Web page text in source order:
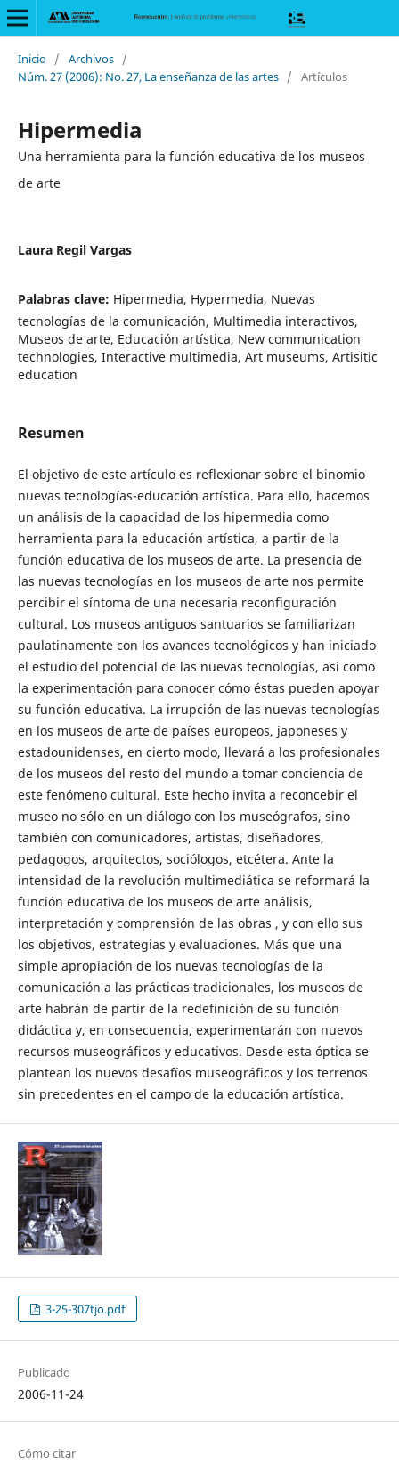
Inicio / Archivos /
Núm. 27 (2006): No. 27, La enseñanza de las artes / Artículos
Hipermedia
Una herramienta para la función educativa de los museos
de arte
Laura Regil Vargas
Palabras clave: Hipermedia, Hypermedia, Nuevas
tecnologías de la comunicación, Multimedia interactivos,
Museos de arte, Educación artística, New communication
technologies, Interactive multimedia, Art museums, Artisitic
education
Resumen
El objetivo de este artículo es reflexionar sobre el binomio
nuevas tecnologías-educación artística. Para ello, hacemos
un análisis de la capacidad de los hipermedia como
herramienta para la educación artística, a partir de la
función educativa de los museos de arte. La presencia de
las nuevas tecnologías en los museos de arte nos permite
percibir el síntoma de una necesaria reconfiguración
cultural. Los museos antiguos santuarios se familiarizan
paulatinamente con los avances tecnológicos y han iniciado
el estudio del potencial de las nuevas tecnologías, así como
la experimentación para conocer cómo éstas pueden apoyar
su función educativa. La irrupción de las nuevas tecnologías
en los museos de arte de países europeos, japoneses y
estadounidenses, en cierto modo, llevará a los profesionales
de los museos del resto del mundo a tomar conciencia de
este fenómeno cultural. Este hecho invita a reconcebir el
museo no sólo en un diálogo con los museógrafos, sino
también con comunicadores, artistas, diseñadores,
pedagogos, arquitectos, sociólogos, etcétera. Ante la
intensidad de la revolución multimediática se reformará la
función educativa de los museos de arte análisis,
interpretación y comprensión de las obras , y con ello sus
los objetivos, estrategias y evaluaciones. Más que una
simple apropiación de los nuevas tecnologías de la
comunicación a las prácticas tradicionales, los museos de
arte habrán de partir de la redefinición de su función
didáctica y, en consecuencia, experimentarán con nuevos
recursos museográficos y educativos. Desde esta óptica se
plantean los nuevos desafíos museográficos y los terrenos
sin precedentes en el campo de la educación artística.
3-25-307tjo.pdf
Publicado
2006-11-24
Cómo citar